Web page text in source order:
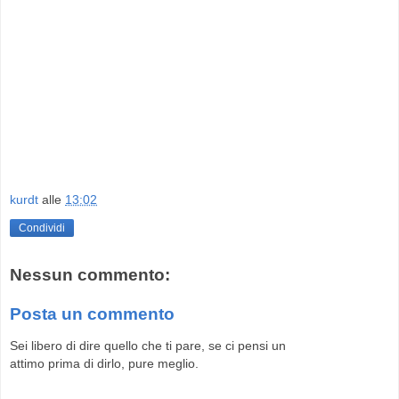
kurdt alle 13:02
Condividi
Nessun commento:
Posta un commento
Sei libero di dire quello che ti pare, se ci pensi un
attimo prima di dirlo, pure meglio.